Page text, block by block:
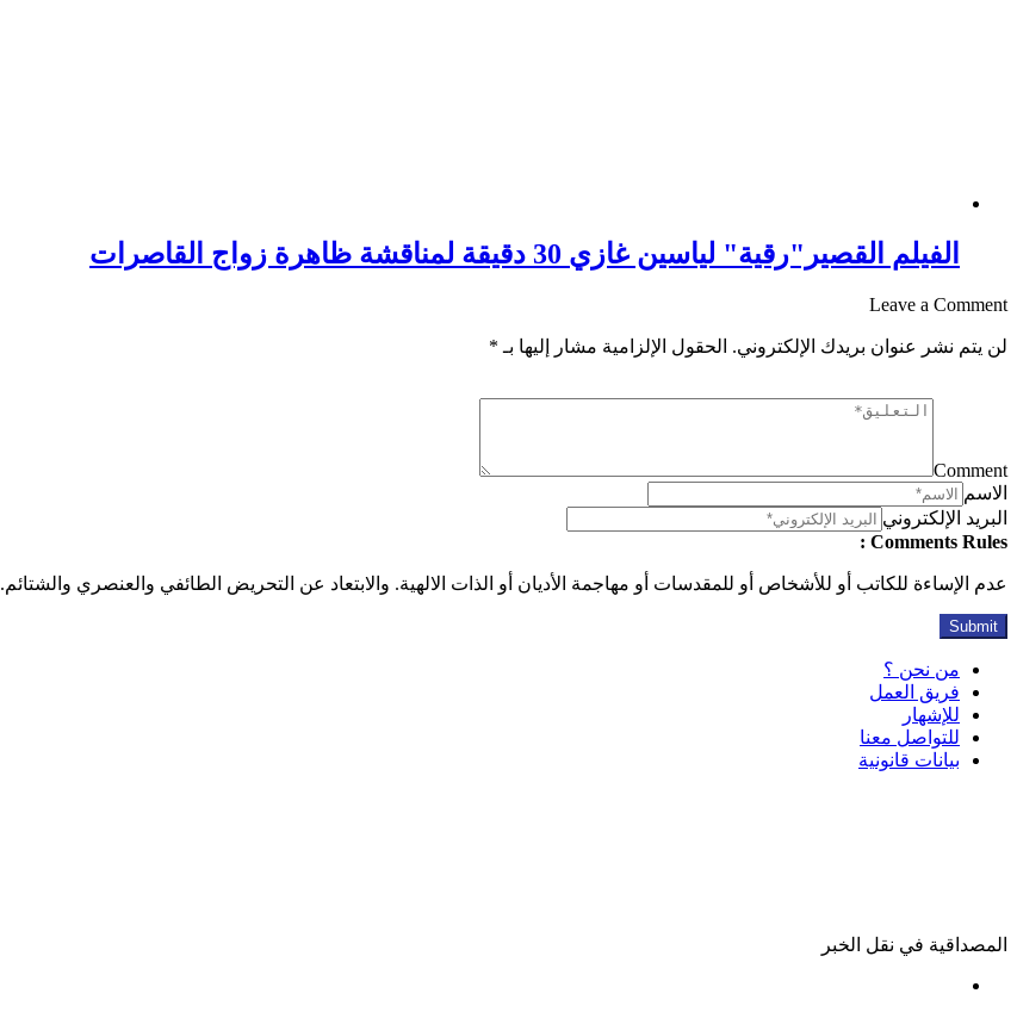
الفيلم القصير"رقية" لياسين غازي 30 دقيقة لمناقشة ظاهرة زواج القاصرات
Leave a Comment
لن يتم نشر عنوان بريدك الإلكتروني. الحقول الإلزامية مشار إليها بـ *
Comment
الاسم
البريد الإلكتروني
Comments Rules :
عدم الإساءة للكاتب أو للأشخاص أو للمقدسات أو مهاجمة الأديان أو الذات الالهية. والابتعاد عن التحريض الطائفي والعنصري والشتائم.
من نحن ؟
فريق العمل
للإشهار
للتواصل معنا
بيانات قانونية
المصداقية في نقل الخبر